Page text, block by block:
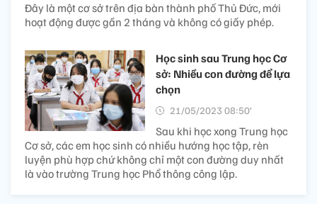
Đây là một cơ sở trên địa bàn thành phố Thủ Đức, mới
hoạt động được gần 2 tháng và không có giấy phép.
Học sinh sau Trung học Cơ
sở: Nhiều con đường để lựa
chọn
21/05/2023 08:50’
Sau khi học xong Trung học
Cơ sở, các em học sinh có nhiều hướng học tập, rèn
luyện phù hợp chứ không chỉ một con đường duy nhất
là vào trường Trung học Phổ thông công lập.